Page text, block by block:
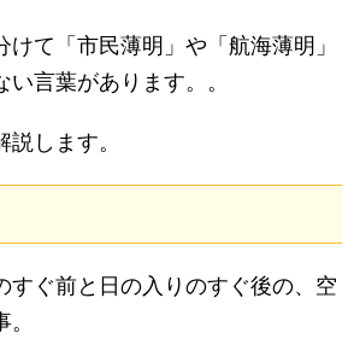
て「市民薄明」や「航海薄明」
言葉があります。。
します。
すぐ前と日の入りのすぐ後の、空